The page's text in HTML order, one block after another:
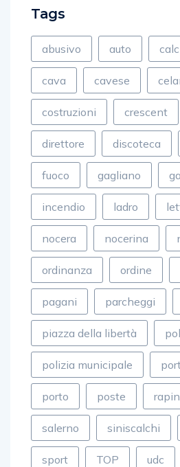
Tags
abusivo auto
cava cavese
costruzioni crescent
direttore discoteca
fuoco gagliano
incendio ladro
nocera nocerina
ordinanza ordine
pagani parcheggi
piazza della libertà
polizia municipale
porto poste
salerno siniscalchi
sport TOP udc